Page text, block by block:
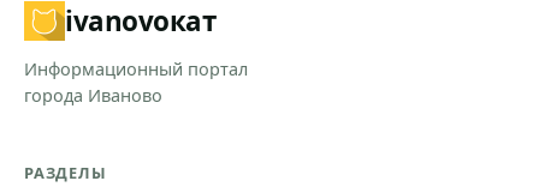
ivanovoкат
Информационный портал
города Иваново
РАЗДЕЛЫ